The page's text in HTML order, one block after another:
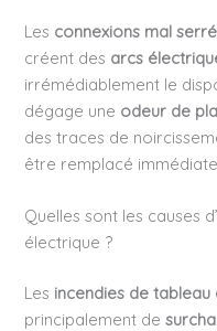
Les connexions mal
créent des arcs
irrémédiablement le
dégage une odeur de
des traces de
être remplacé
Quelles sont les causes
électrique ?
Les incendies de tableau
principalement de